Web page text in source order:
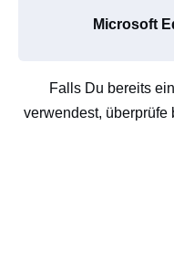
Microsoft
Falls Du bereits
verwendest, überprüfe